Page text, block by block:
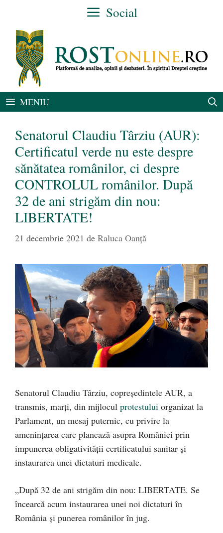
conținut
Social
MENIU
Senatorul Claudiu Târziu (AUR):
Certificatul verde nu este despre
sănătatea românilor, ci despre
CONTROLUL românilor. După
32 de ani strigăm din nou:
LIBERTATE!
21 decembrie 2021 de Raluca Oanță
Senatorul Claudiu Târziu, copreședintele AUR, a
transmis, marți, din mijlocul protestului organizat la
Parlament, un mesaj puternic, cu privire la
amenințarea care planează asupra României prin
impunerea obligativității certificatului sanitar și
instaurarea unei dictaturi medicale.
„După 32 de ani strigăm din nou: LIBERTATE. Se
încearcă acum instaurarea unei noi dictaturi în
România și punerea românilor în jug.